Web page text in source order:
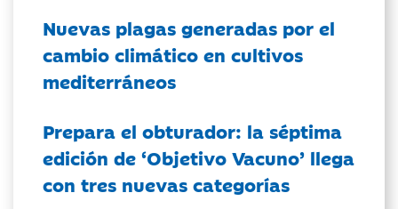
Nuevas plagas generadas por el
cambio climático en cultivos
mediterráneos
Prepara el obturador: la séptima
edición de ‘Objetivo Vacuno’ llega
con tres nuevas categorías